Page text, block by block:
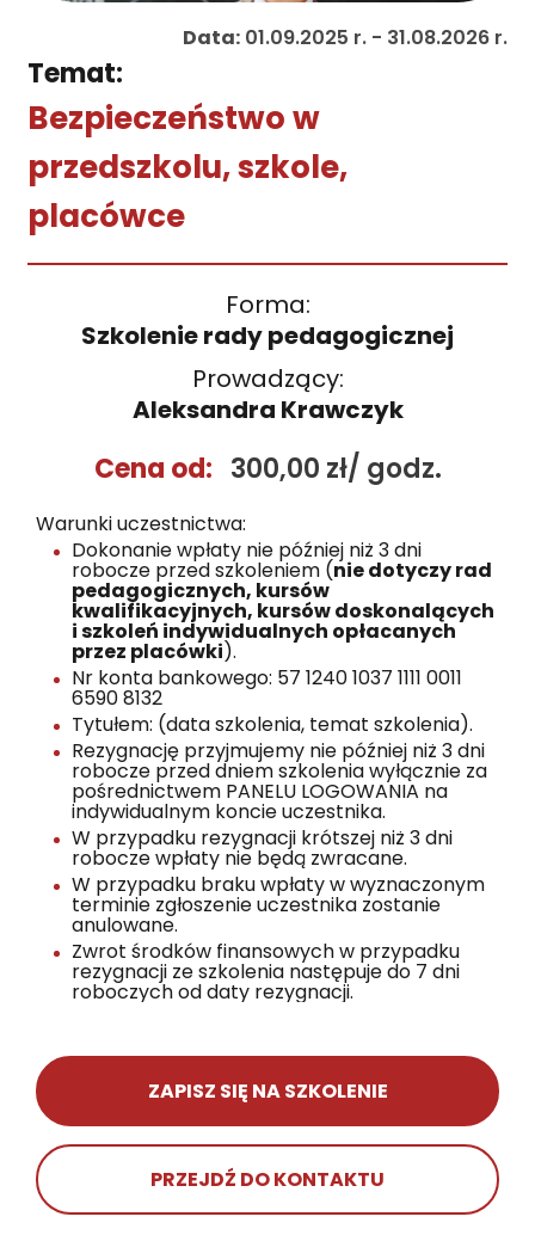
Temat:
Data: 01.09.2025 r. - 31.08.2026 r.
Bezpieczeństwo w
przedszkolu, szkole,
placówce
Forma:
Szkolenie rady pedagogicznej
Prowadzący:
Aleksandra Krawczyk
Cena od: 300,00 zł/ godz.
Warunki uczestnictwa:
Dokonanie wpłaty nie później niż 3 dni
robocze przed szkoleniem (nie dotyczy rad
pedagogicznych, kursów
kwalifikacyjnych, kursów doskonalących
i szkoleń indywidualnych opłacanych
przez placówki).
Nr konta bankowego: 57 1240 1037 1111 0011
6590 8132
Tytułem: (data szkolenia, temat szkolenia).
Rezygnację przyjmujemy nie później niż 3 dni
robocze przed dniem szkolenia wyłącznie za
pośrednictwem PANELU LOGOWANIA na
indywidualnym koncie uczestnika.
W przypadku rezygnacji krótszej niż 3 dni
robocze wpłaty nie będą zwracane.
W przypadku braku wpłaty w wyznaczonym
terminie zgłoszenie uczestnika zostanie
anulowane.
Zwrot środków finansowych w przypadku
rezygnacji ze szkolenia następuje do 7 dni
roboczych od daty rezygnacji.
ZAPISZ SIĘ NA SZKOLENIE
PRZEJDŹ DO KONTAKTU